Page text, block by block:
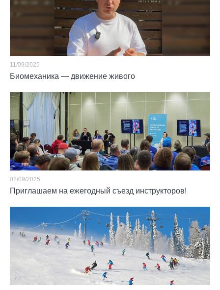
Биомеханика — движение живого
11/09/2025
Приглашаем на ежегодный съезд инструкторов!
02/09/2025